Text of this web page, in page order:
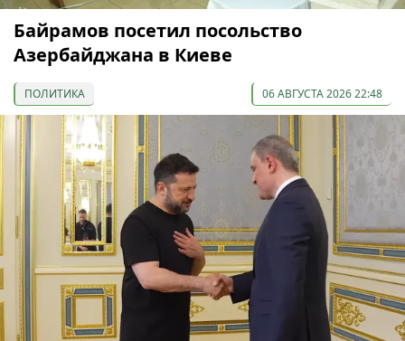
Байрамов посетил посольство
Азербайджана в Киеве
ПОЛИТИКА 06 АВГУСТА 2026 22:48